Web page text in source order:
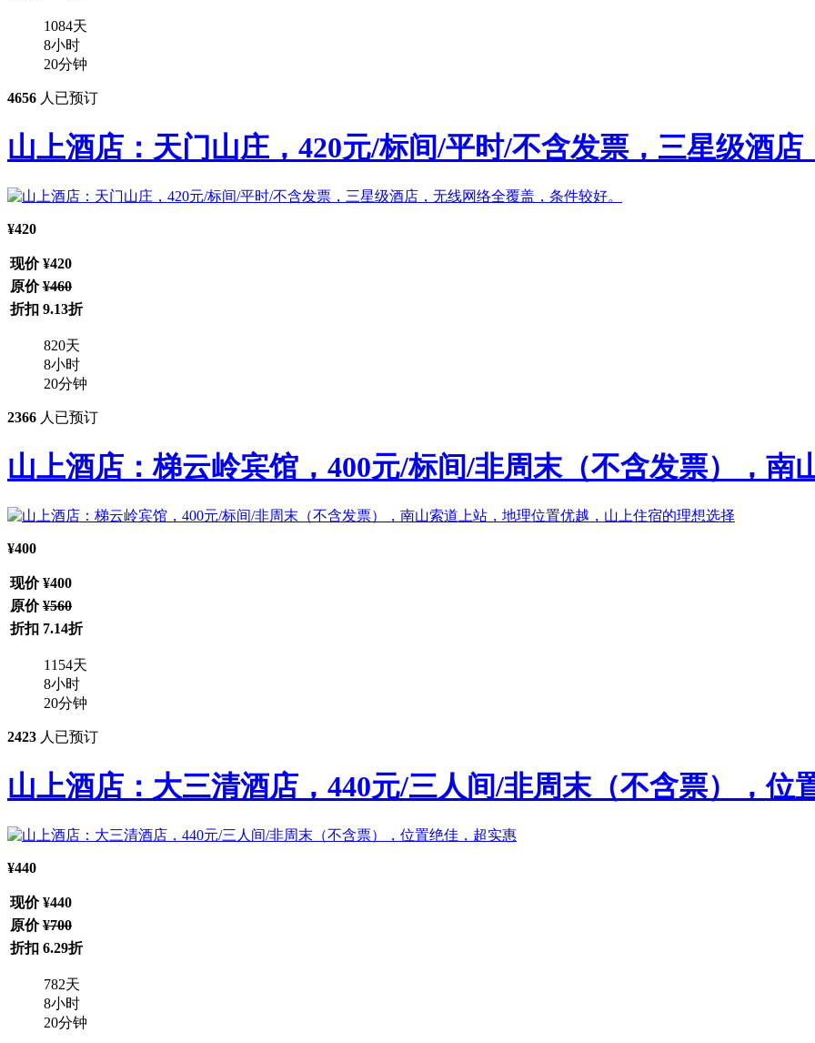
1084天
8小时
20分钟
4656 人已预订
山上酒店：天门山庄，420元/标间/平时/不含发票，三星级酒店
¥420
现价 ¥420
原价 ¥460
折扣 9.13折
820天
8小时
20分钟
2366 人已预订
山上酒店：梯云岭宾馆，400元/标间/非周末（不含发票），南
¥400
现价 ¥400
原价 ¥560
折扣 7.14折
1154天
8小时
20分钟
2423 人已预订
山上酒店：大三清酒店，440元/三人间/非周末（不含票），位
¥440
现价 ¥440
原价 ¥700
折扣 6.29折
782天
8小时
20分钟